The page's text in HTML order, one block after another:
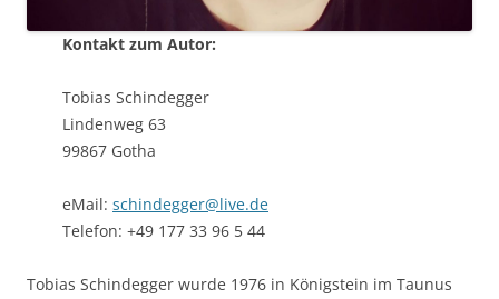
Kontakt zum Autor:
Tobias Schindegger
Lindenweg 63
99867 Gotha
eMail: schindegger@live.de
Telefon: +49 177 33 96 5 44
Tobias Schindegger wurde 1976 in Königstein im Taunus